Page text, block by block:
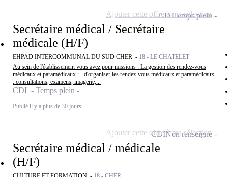
Secrétaire médical / Secrétaire
médicale (H/F)
EHPAD INTERCOMMUNAL DU SUD CHER - 18 - LE CHATELET
Au sein de l'établissement vous avez pour missions : La gestion des rendez-vous
médicaux et paramédicaux : - d'organiser les rendez-vous médicaux et paramédicaux
: consultations, examens, imagerie,...
CDI - Temps plein
Publié il y a plus de 30 jours
CDITemps plein
Ajouter cette offre à ma sélection
Secrétaire médical / médicale
(H/F)
CDINon renseigné
Ajouter cette offre à ma sélection